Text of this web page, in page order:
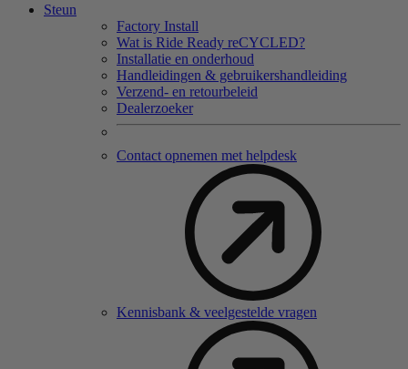
Steun
Factory Install
Wat is Ride Ready reCYCLED?
Installatie en onderhoud
Handleidingen & gebruikershandleiding
Verzend- en retourbeleid
Dealerzoeker
Contact opnemen met helpdesk
Kennisbank & veelgestelde vragen